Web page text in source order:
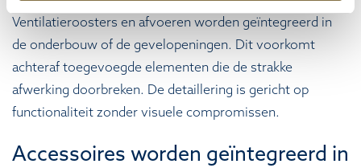
Ventilatieroosters en afvoeren worden geïntegreerd in
de onderbouw of de gevelopeningen. Dit voorkomt
achteraf toegevoegde elementen die de strakke
afwerking doorbreken. De detaillering is gericht op
functionaliteit zonder visuele compromissen.
Accessoires worden geïntegreerd in